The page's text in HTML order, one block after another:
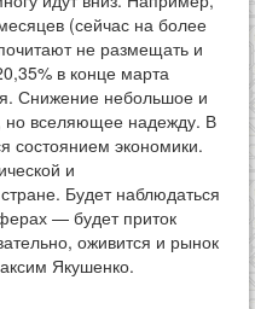
(сейчас на более
не размещать и
в конце марта
Снижение небольшое и
но вселяющее надежду. В
состоянием экономики.
и
Будет наблюдаться
— будет приток
оживится и рынок
Якушенко.